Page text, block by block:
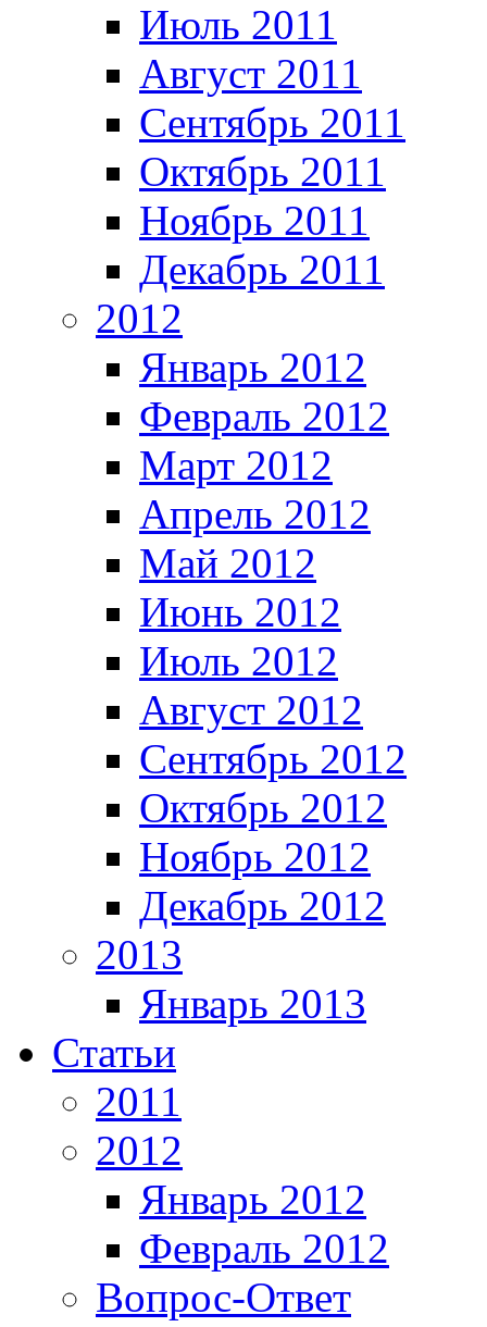
Июль 2011
Август 2011
Сентябрь 2011
Октябрь 2011
Ноябрь 2011
Декабрь 2011
2012
Январь 2012
Февраль 2012
Март 2012
Апрель 2012
Май 2012
Июнь 2012
Июль 2012
Август 2012
Сентябрь 2012
Октябрь 2012
Ноябрь 2012
Декабрь 2012
2013
Январь 2013
Статьи
2011
2012
Январь 2012
Февраль 2012
Вопрос-Ответ